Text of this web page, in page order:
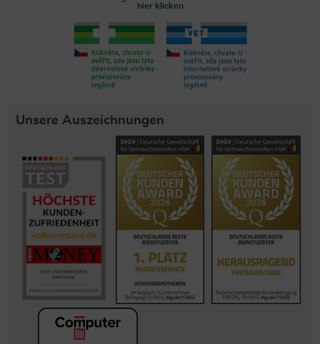
hier klicken
Unsere Auszeichnungen